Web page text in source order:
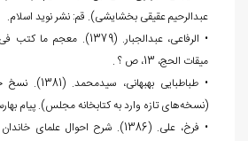
عبدالرحیم عقیقی بخشایشی). قم: نشر نوید اسلام.
میقات الحج، 13، ص ؟ .
• طباطبایی
(نسخه‌های تازه وارد به کتابخانه مجلس). پیام بهارستان، 17،
• فرخ، علی. (1386). شرح احوال